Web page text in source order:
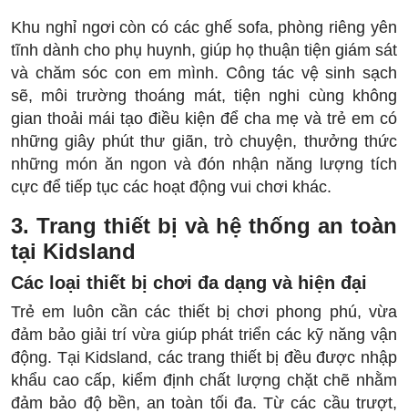
Khu nghỉ ngơi còn có các ghế sofa, phòng riêng yên
tĩnh dành cho phụ huynh, giúp họ thuận tiện giám sát
và chăm sóc con em mình. Công tác vệ sinh sạch
sẽ, môi trường thoáng mát, tiện nghi cùng không
gian thoải mái tạo điều kiện để cha mẹ và trẻ em có
những giây phút thư giãn, trò chuyện, thưởng thức
những món ăn ngon và đón nhận năng lượng tích
cực để tiếp tục các hoạt động vui chơi khác.
3. Trang thiết bị và hệ thống an toàn
tại Kidsland
Các loại thiết bị chơi đa dạng và hiện đại
Trẻ em luôn cần các thiết bị chơi phong phú, vừa
đảm bảo giải trí vừa giúp phát triển các kỹ năng vận
động. Tại Kidsland, các trang thiết bị đều được nhập
khẩu cao cấp, kiểm định chất lượng chặt chẽ nhằm
đảm bảo độ bền, an toàn tối đa. Từ các cầu trượt,